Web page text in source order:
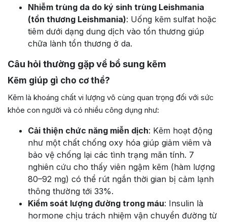
Nhiễm trùng da do ký sinh trùng Leishmania
(tổn thương Leishmania): Uống kẽm sulfat hoặc
tiêm dưới dạng dung dịch vào tổn thương giúp
chữa lành tổn thương ở da.
Câu hỏi thường gặp về bổ sung kẽm
Kẽm giúp gì cho cơ thể?
Kẽm là khoáng chất vi lượng vô cùng quan trọng đối với sức
khỏe con người và có nhiều công dụng như:
Cải thiện chức năng miễn dịch: Kẽm hoạt động
như một chất chống oxy hóa giúp giảm viêm và
bảo vệ chống lại các tình trạng mãn tính. 7
nghiên cứu cho thấy viên ngậm kẽm (hàm lượng
80–92 mg) có thể rút ngắn thời gian bị cảm lạnh
thông thường tới 33%.
Kiểm soát lượng đường trong máu: Insulin là
hormone chịu trách nhiệm vận chuyển đường từ